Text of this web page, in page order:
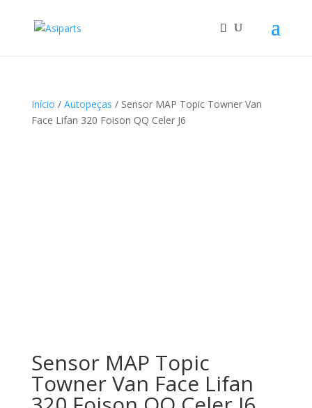
Início / Autopeças / Sensor MAP Topic Towner Van
Face Lifan 320 Foison QQ Celer J6
Sensor MAP Topic
Towner Van Face Lifan